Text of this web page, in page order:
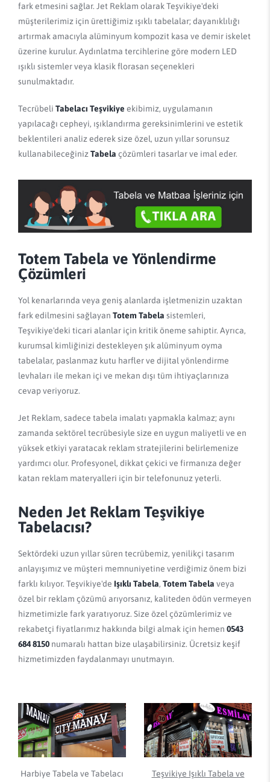
fark etmesini sağlar. Jet Reklam olarak Teşvikiye'deki
müşterilerimiz için ürettiğimiz ışıklı tabelalar; dayanıklılığı
artırmak amacıyla alüminyum kompozit kasa ve demir iskelet
üzerine kurulur. Aydınlatma tercihlerine göre modern LED
ışıklı sistemler veya klasik florasan seçenekleri
sunulmaktadır.
Tecrübeli Tabelacı Teşvikiye ekibimiz, uygulamanın
yapılacağı cepheyi, ışıklandırma gereksinimlerini ve estetik
beklentileri analiz ederek size özel, uzun yıllar sorunsuz
kullanabileceğinizTabela çözümleri tasarlar ve imal eder.
Totem Tabela ve Yönlendirme
Çözümleri
Yol kenarlarında veya geniş alanlarda işletmenizin uzaktan
fark edilmesini sağlayan Totem Tabela sistemleri,
Teşvikiye'deki ticari alanlar için kritik öneme sahiptir. Ayrıca,
kurumsal kimliğinizi destekleyen şık alüminyum oyma
tabelalar, paslanmaz kutu harfler ve dijital yönlendirme
levhaları ile mekan içi ve mekan dışı tüm ihtiyaçlarınıza
cevap veriyoruz.
Jet Reklam, sadece tabela imalatı yapmakla kalmaz; aynı
zamanda sektörel tecrübesiyle size en uygun maliyetli ve en
yüksek etkiyi yaratacak reklam stratejilerini belirlemenize
yardımcı olur. Profesyonel, dikkat çekici ve firmanıza değer
katan reklam materyalleri için bir telefonunuz yeterli.
Neden Jet Reklam Teşvikiye
Tabelacısı?
Sektördeki uzun yıllar süren tecrübemiz, yenilikçi tasarım
anlayışımız ve müşteri memnuniyetine verdiğimiz önem bizi
farklı kılıyor. Teşvikiye'de Işıklı Tabela, Totem Tabela veya
özel bir reklam çözümü arıyorsanız, kaliteden ödün vermeyen
hizmetimizle fark yaratıyoruz. Size özel çözümlerimiz ve
rekabetçi fiyatlarımız hakkında bilgi almak için hemen 0543
684 8150 numaralı hattan bize ulaşabilirsiniz. Ücretsiz keşif
hizmetimizden faydalanmayı unutmayın.
Harbiye Tabela ve Tabelacı Teşvikiye Işıklı Tabela ve